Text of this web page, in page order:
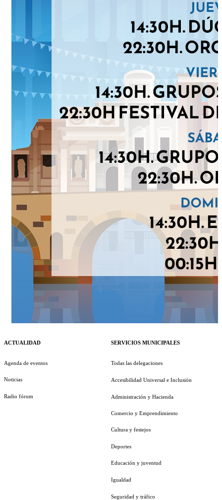
ACTUALIDAD
Agenda de eventos
Noticias
Radio fórum
SERVICIOS MUNICIPALES
Todas las delegaciones
Accesibilidad Universal e Inclusión
Administración y Hacienda
Comercio y Emprendimiento
Cultura y festejos
Deportes
Educación y juventud
Igualdad
Seguridad y tráfico